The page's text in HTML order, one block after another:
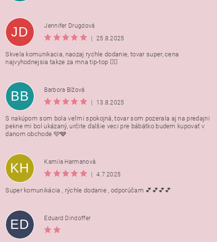
JD
Jennifer Drugdová
25.8.2025
Skvela komunikacia, naozaj rychle dodanie, tovar super, cena
najvyhodnejsia takze za mna tip-top 👍🏻
BB
Barbora Bížová
13.8.2025
S nakúpom som bola veľmi spokojná, tovar som pozerala aj na predajni
pekne mi bol ukázaný, určite ďalšie veci pre bábätko budem kupovať v
danom obchode 🩵🩶
KH
Kamila Harmanovà
4.7.2025
Super komunikácia , rýchle dodanie , odporúčam 💕💕💕💕
ED Eduard Dindoffer